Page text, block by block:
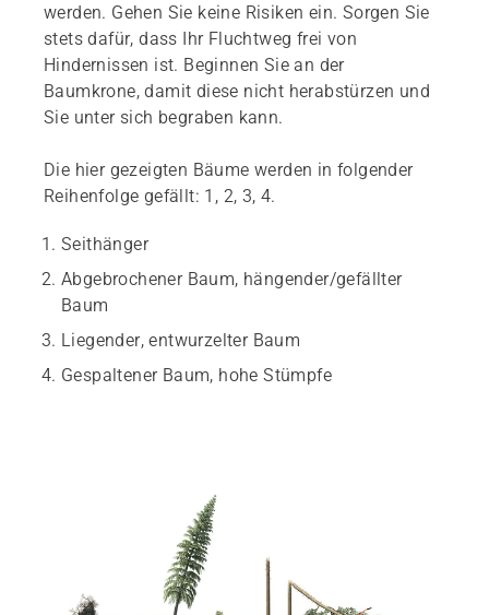
werden. Gehen Sie keine Risiken ein. Sorgen Sie
stets dafür, dass Ihr Fluchtweg frei von
Hindernissen ist. Beginnen Sie an der
Baumkrone, damit diese nicht herabstürzen und
Sie unter sich begraben kann.
Die hier gezeigten Bäume werden in folgender
Reihenfolge gefällt: 1, 2, 3, 4.
Seithänger
Abgebrochener Baum, hängender/gefällter
Baum
Liegender, entwurzelter Baum
Gespaltener Baum, hohe Stümpfe